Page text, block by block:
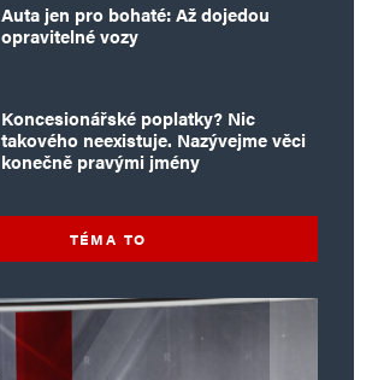
Auta jen pro bohaté: Až dojedou
opravitelné vozy
Koncesionářské poplatky? Nic
takového neexistuje. Nazývejme věci
konečně pravými jmény
TÉMA TO